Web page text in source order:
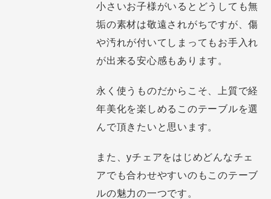
小さいお子様がいるとどうしても無
垢の素材は敬遠されがちですが、傷
や汚れが付いてしまってもお手入れ
が出来る安心感もあります。
永く使うものだからこそ、上質で経
年美化を楽しめるこのテーブルを選
んで頂きたいと思います。
また、yチェアをはじめどんなチェ
アでも合わせやすいのもこのテーブ
ルの魅力の一つです。